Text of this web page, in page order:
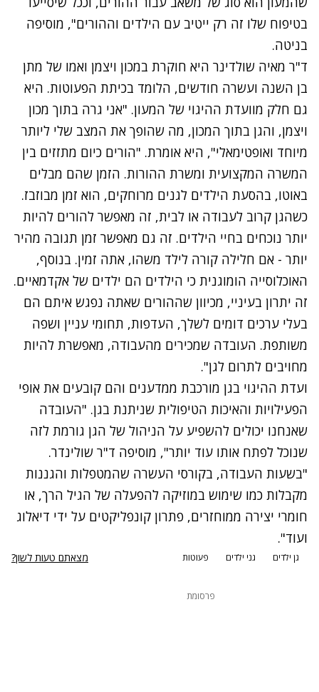
בטיפוח שלו זה רק ייטיב עם הילדים וההורים", מוסיפה
בניטה.
ד"ר מאיה שולדינר היא חוקרת במכון ויצמן ואמו של מתן
בן השנה ועשרה חודשים, הלומד בכיתת הפעוטות. היא
גם חלק מוועדת ההיגוי של המעון. "אני גרה בתוך מכון
ויצמן, והגן בתוך המכון, מה שהופך את המצב שלי ליותר
מיוחד ואופטימאלי", היא אומרת. "הורים כיום מתזזים בין
המשרה המקצועית ומשרת ההורות. הזמן שהם מבלים
באוטו, בהסעת הילדים לגנים מרוחקים, הוא זמן מבוזבז.
כשהגן קרוב לעבודה או לבית, זה מאפשר להורים להיות
יותר נוכחים בחיי הילדים. זה גם מאפשר זמן תגובה מהיר
יותר - אם חלילה קורה לילד משהו, אתה זמין. בנוסף,
האוכלוסייה הומוגנית כי הילדים הם ילדים של אקדמאיים.
זה יתרון בעיניי, מכיוון שההורים שאתה נפגש איתם הם
בעלי ערכים דומים לשלך, העדפות, תחומי עניין ושפה
משותפת. העובדה שמכירים מהעבודה, מאפשרת להיות
מחויבים לתרום לגן".
ועדת ההיגוי בגן מורכבת ממדענים והם קובעים את אופי
הפעילויות והאיכות הטיפולית שניתנת בגן. "העובדה
שאנחנו יכולים להשפיע על הניהול של הגן גורמת לזה
שנוכל לפתח אותו עוד יותר", מוסיפה ד"ר שולינדר.
"בשעות העבודה, בקורסי העשרה שהמטפלות והגננות
מקבלות כמו שימוש במוזיקה להפעלה של הגיל הרך, או
חומרי יצירה ממוחזרים, פתרון קונפליקטים על ידי דיאלוג
ועוד".
גן ילדים גני ילדים פעוטות מצאתם טעות לשון?
פרסומת